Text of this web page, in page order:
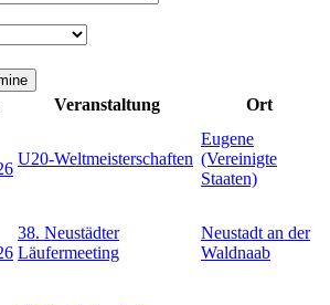
Veranstaltung Ort
U20-Weltmeisterschaften
Eugene
(Vereinigte
Staaten)
38. Neustädter
Läufermeeting
Neustadt an der
Waldnaab